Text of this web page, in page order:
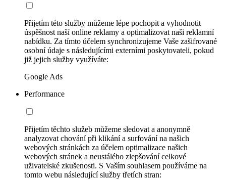
Přijetím této služby můžeme lépe pochopit a vyhodnotit
úspěšnost naší online reklamy a optimalizovat naši reklamní
nabídku. Za tímto účelem synchronizujeme Vaše zašifrované
osobní údaje s následujícími externími poskytovateli, pokud
již jejich služby využíváte:
Google Ads
Performance
Přijetím těchto služeb můžeme sledovat a anonymně
analyzovat chování při klikání a surfování na našich
webových stránkách za účelem optimalizace našich
webových stránek a neustálého zlepšování celkové
uživatelské zkušenosti. S Vaším souhlasem používáme na
tomto webu následující služby třetích stran: